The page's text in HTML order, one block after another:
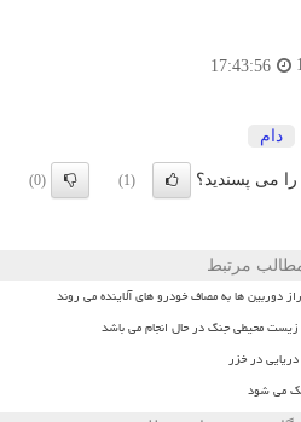
17:43:56
دام
می پسندید؟ (1)
(0)
مرتبط
دوربین ها به مصاف خودرو های آلاینده می روند
محیطی جنگ در حال انجام می باشد
در خزر